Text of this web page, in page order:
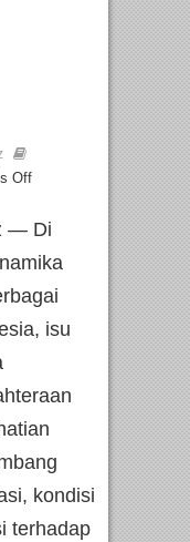
Off
— Di
isu
kondisi
terhadap